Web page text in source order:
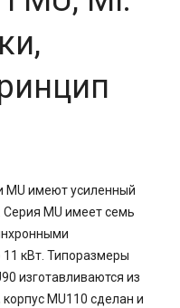
MU имеют усиленный
MU имеет семь
11 кВт. Типоразмеры
изготавливаются из
MU110 сделан и